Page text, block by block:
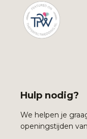
Hulp nodig?
We helpen je
openingstijden